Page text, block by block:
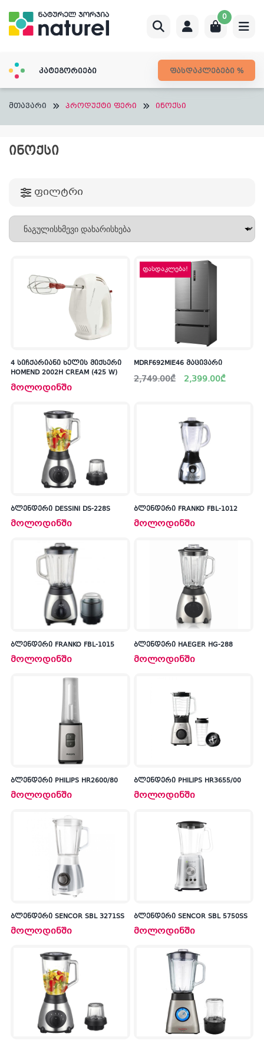
content
0
კატეგორიები ფასდაკლებები %
მთავარი პროდუქტი ფერი ინოქსი
ᲘᲜᲝᲥᲡᲘ
ფილტრი
4 სიჩქარიანი ხელის მიქსერი
HOMEND 2002H CREAM (425 W)
მოლოდინში
ფასდაკლება!
MDRF692MIE46 მაცივარი
2,749.00₾
Original
price
2,399.00₾
Current
price
ბლენდერი DESSINI DS-228S
მოლოდინში
ბლენდერი FRANKO FBL-1012
მოლოდინში
ბლენდერი FRANKO FBL-1015
მოლოდინში
ბლენდერი HAEGER HG-288
მოლოდინში
ბლენდერი PHILIPS HR2600/80
მოლოდინში
ბლენდერი PHILIPS HR3655/00
მოლოდინში
ბლენდერი SENCOR SBL 3271SS
მოლოდინში
ბლენდერი SENCOR SBL 5750SS
მოლოდინში